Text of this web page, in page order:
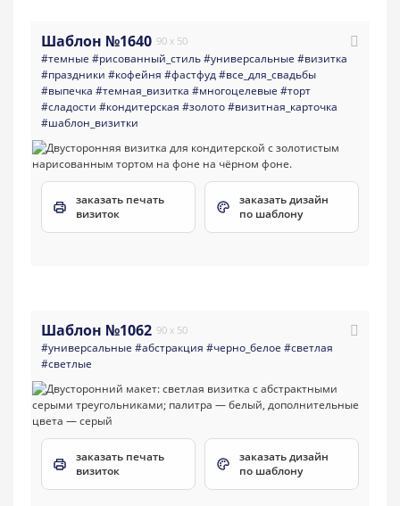
Шаблон №1640 90 x 50
#темные #рисованный_стиль#универсальные #визитка
#праздники #кофейня #фастфуд#все_для_свадьбы
#выпечка #темная_визитка #многоцелевые #торт
#сладости #кондитерская #золото#визитная_карточка
#шаблон_визитки
заказать печать
визиток
заказать дизайн
по шаблону
Шаблон №1062 90 x 50
#универсальные #абстракция #черно_белое #светлая
#светлые
заказать печать
визиток
заказать дизайн
по шаблону